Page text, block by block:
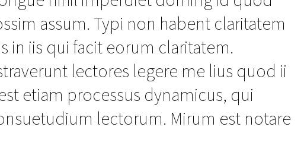
assum. Typi non habent claritatem
in iis qui facit eorum claritatem.
lectores legere me lius quod ii
etiam processus dynamicus, qui
lectorum. Mirum est notare